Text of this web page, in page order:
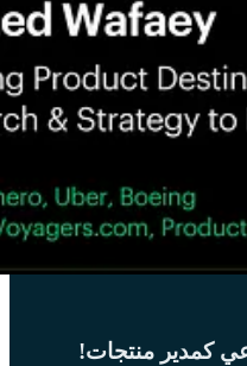
كمدير منتجات!